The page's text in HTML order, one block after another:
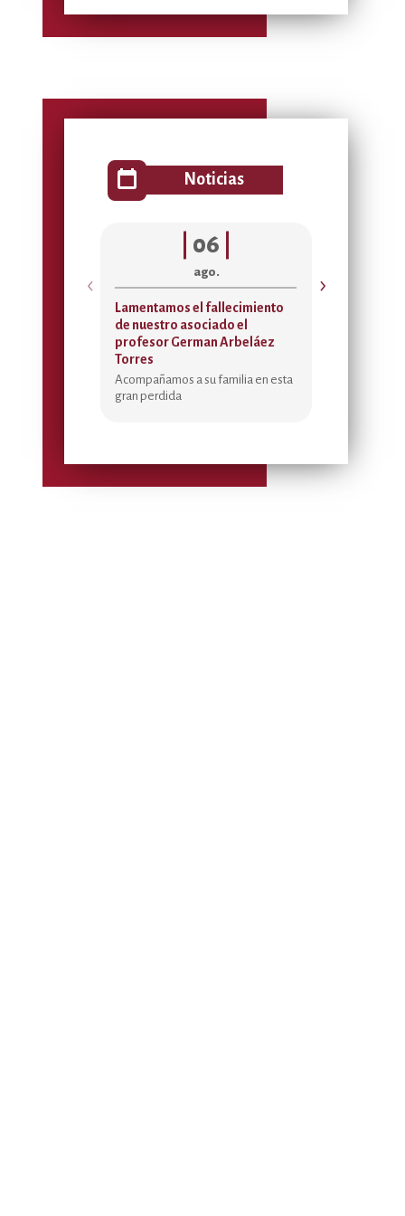
calendar_today Noticias
06|
Lamentamos el fallecimiento
de nuestro asociado el
profesor German Arbeláez
Torres
Acompañamos a su familia en esta
gran perdida
Acta de
Placer,
‹ ›